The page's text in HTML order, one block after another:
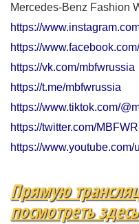
Mercedes-Benz Fashion
https://
https://
https://vk.com/mbfwrussia
https://t.me/mbfwrussia
https://www.tiktok.com/
https://twitter.com/MBFWR
https://
Прямую
посмотреть